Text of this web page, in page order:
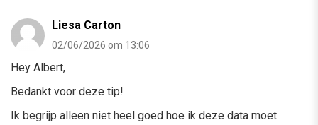
Liesa Carton
02/06/2026 om 13:06
Hey Albert,
Bedankt voor deze tip!
Ik begrijp alleen niet heel goed hoe ik deze data moet